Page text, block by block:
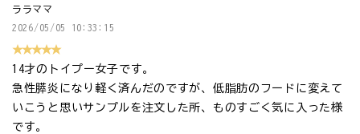
ララママ
2026/05/05 10:33:15
★★★★★
14才のトイプー女子です。
急性膵炎になり軽く済んだのですが、低脂肪のフードに変えて
いこうと思いサンプルを注文した所、ものすごく気に入った様
です。